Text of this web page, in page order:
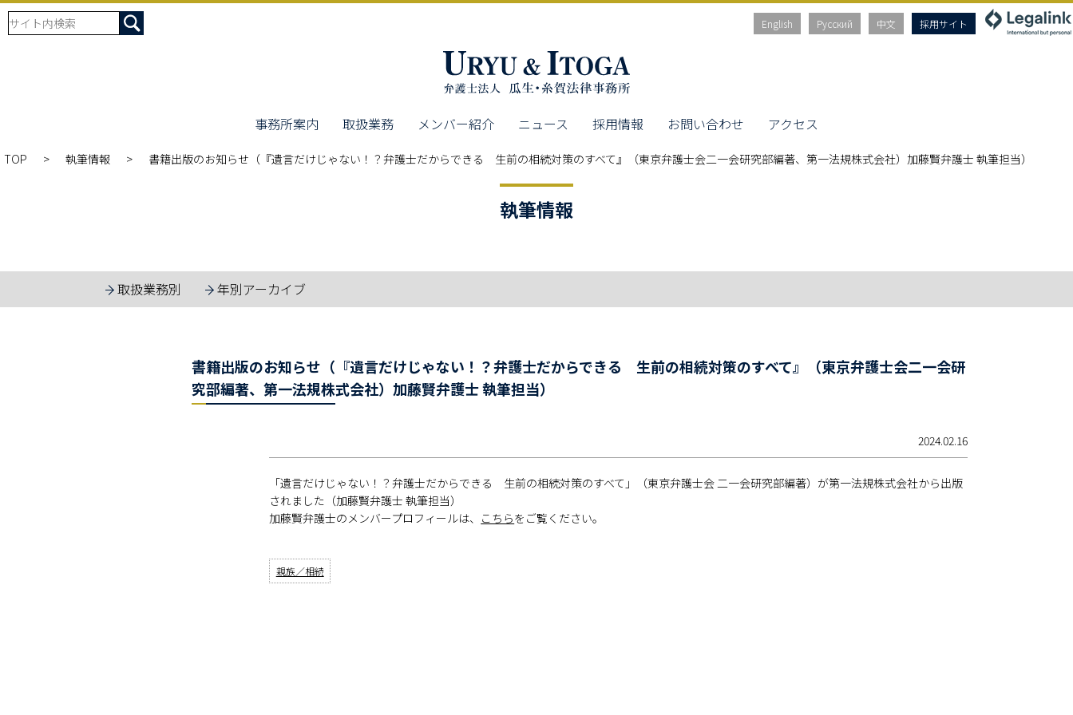
English Русский 中文 採用サイト
事務所案内 取扱業務 メンバー紹介 ニュース 採用情報 お問い合わせ アクセス
TOP 執筆情報 書籍出版のお知らせ（『遺言だけじゃない！？弁護士だからできる 生前の相続対策のすべて』（東京弁護士会二一会研究部編著、第一法規株式会社）加藤賢弁護士 執筆担当）
執筆情報
取扱業務別 年別アーカイブ
書籍出版のお知らせ（『遺言だけじゃない！？弁護士だからできる 生前の相続対策のすべて』（東京弁護士会二一会研
究部編著、第一法規株式会社）加藤賢弁護士 執筆担当）
2024.02.16
「遺言だけじゃない！？弁護士だからできる 生前の相続対策のすべて」（東京弁護士会 二一会研究部編著）が第一法規株式会社から出版
されました（加藤賢弁護士 執筆担当）
加藤賢弁護士のメンバープロフィールは、 こちらをご覧ください。
親族／相続